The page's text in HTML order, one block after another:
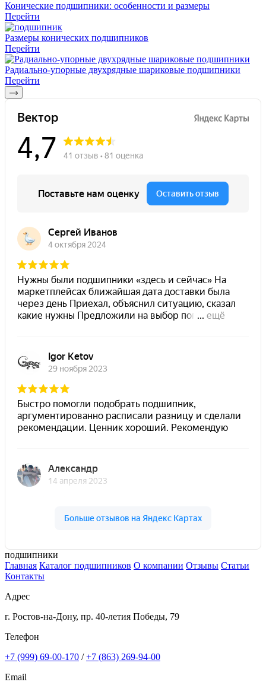
Конические подшипники: особенности и размеры
Перейти
Размеры конических подшипников
Перейти
Радиально-упорные двухрядные шариковые подшипники
Перейти
подшипники
Главная Каталог подшипников О компании Отзывы Статьи
Контакты
Адрес
г. Ростов-на-Дону, пр. 40-летия Победы, 79
Телефон
+7 (999) 69-00-170 /+7 (863) 269-94-00
Email